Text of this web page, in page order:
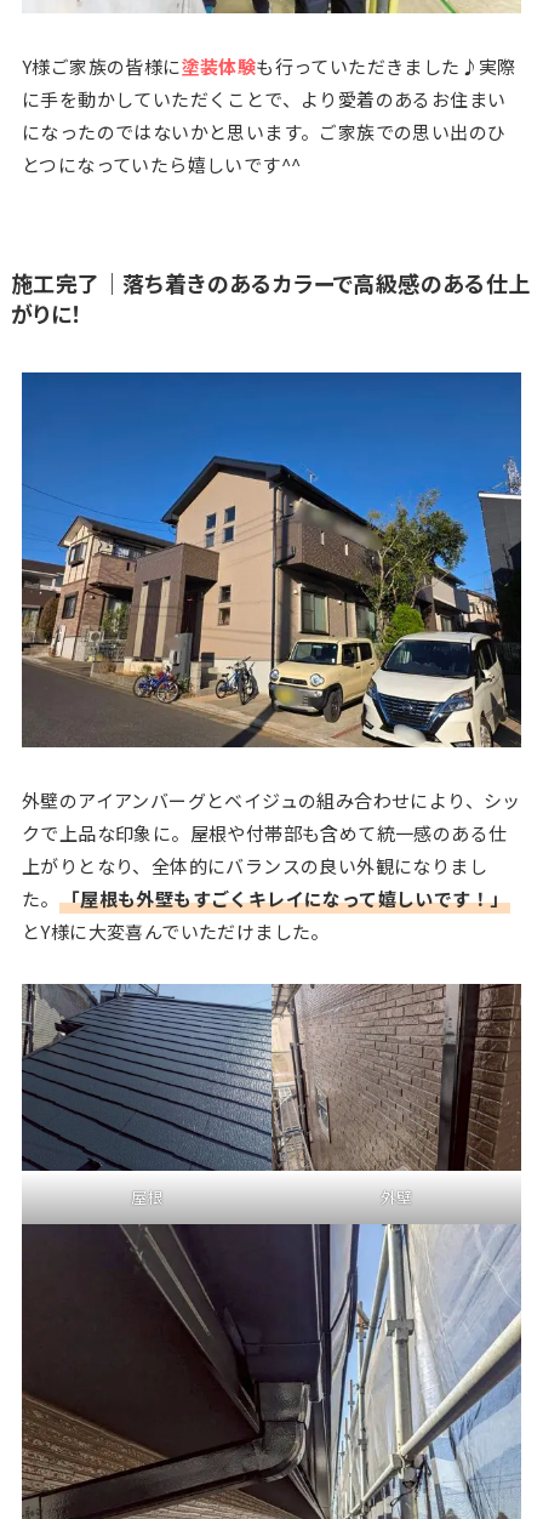
Y様ご家族の皆様に塗装体験も行っていただきました♪実際
に手を動かしていただくことで、より愛着のあるお住まい
になったのではないかと思います。ご家族での思い出のひ
とつになっていたら嬉しいです^^
施工完了｜落ち着きのあるカラーで高級感のある仕上
がりに！
外壁のアイアンバーグとベイジュの組み合わせにより、シッ
クで上品な印象に。屋根や付帯部も含めて統一感のある仕
上がりとなり、全体的にバランスの良い外観になりまし
た。 「屋根も外壁もすごくキレイになって嬉しいです！」
とY様に大変喜んでいただけました。
屋根 外壁